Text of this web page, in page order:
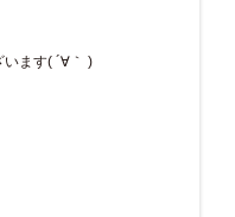
ます( ´∀｀ )